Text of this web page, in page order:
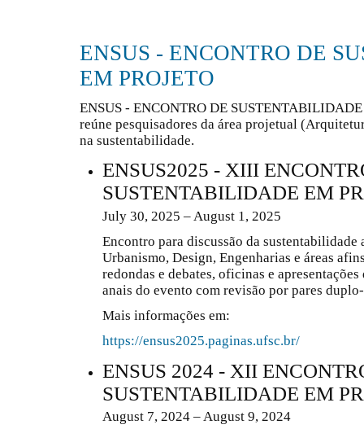
ENSUS - ENCONTRO DE
EM PROJETO
ENSUS - ENCONTRO DE
reúne pesquisadores da área projetual
na sustentabilidade.
ENSUS2025 - XIII
SUSTENTABILIDADE EM
July 30, 2025 – August 1, 2025
Encontro para discussão da
Urbanismo, Design, Engenharias e áreas
redondas e debates, oficinas e
anais do evento com revisão por pares
Mais informações em:
https://ensus2025.paginas.ufsc.br/
ENSUS 2024 - XII
SUSTENTABILIDADE EM
August 7, 2024 – August 9, 2024